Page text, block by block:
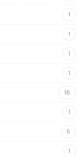
1
1
1
1
16
1
5
1